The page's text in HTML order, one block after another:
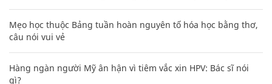
Mẹo học thuộc Bảng tuần hoàn nguyên tố hóa học bằng thơ,
câu nói vui vẻ
Hàng ngàn người Mỹ ân hận vì tiêm vắc xin HPV: Bác sĩ nói
gì?